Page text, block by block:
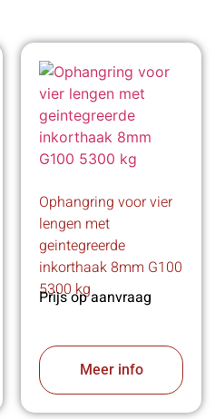
Ophangring voor vier
lengen met
geintegreerde
inkorthaak 8mm G100
5300 kg
Prijs op aanvraag
Meer info